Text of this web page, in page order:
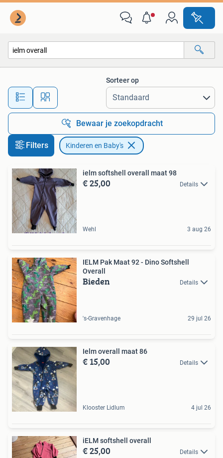
Alle afstanden…
Sorteer op
Bewaar je zoekopdracht
Filters Kinderen en Baby's
ielm softshell overall maat 98
€ 25,00 Details
Wehl 3 aug 26
IELM Pak Maat 92 - Dino Softshell
Overall
Bieden Details
's-Gravenhage 29 jul 26
Ielm overall maat 86
€ 15,00 Details
Klooster Lidlum 4 jul 26
iELM softshell overall
€ 25,00 Details